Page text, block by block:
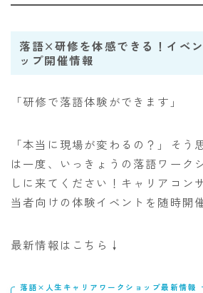
落語×研修を体感できる！イベ
ップ開催情報
「研修で落語体験ができます」
「本当に現場が変わるの？」そう
は一度、いっきょうの落語ワーク
しに来てください！キャリアコン
当者向けの体験イベントを随時開
最新情報はこちら↓
落語×人生キャリアワークショップ最新情報